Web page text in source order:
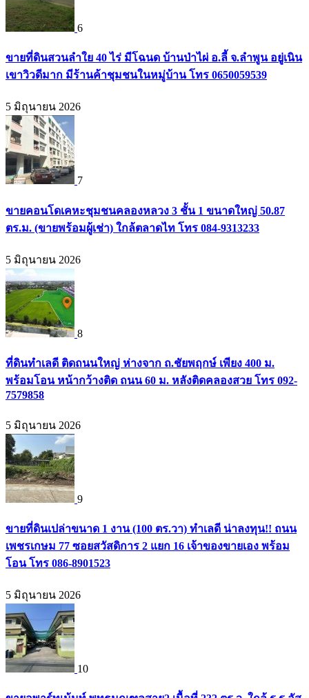
6
ขายที่ดินสวนลำใย 40 ไร่ มีโฉนด บ้านป่าไผ่ อ.ลี้ จ.ลำพูน อยู่เนิน
เขาวิวดีมาก มีร้านค้าชุมชนในหมู่บ้าน โทร 0650059539
5 มิถุนายน 2026
7
ขายคอนโดเคหะชุมชนคลองหลวง 3 ชั้น 1 ขนาดใหญ่ 50.87
ตร.ม. (ขายพร้อมผู้เช่า) ใกล้ตลาดไท โทร 084-9313233
5 มิถุนายน 2026
8
ที่ดินทำเลดี ติดถนนใหญ่ ห่างจาก ถ.ชัยพฤกษ์ เพียง 400 ม.
พร้อมโอน หน้ากว้างติด ถนน 60 ม. หลังติดคลองสวย โทร 092-
7579858
5 มิถุนายน 2026
9
ขายที่ดินเปล่าขนาด 1 งาน (100 ตร.วา) ทำเลดี น่าลงทุน!! ถนน
เพชรเกษม 77 ซอยสวัสดิการ 2 แยก 16 เจ้าของขายเอง พร้อม
โอน โทร 086-8901523
5 มิถุนายน 2026
10